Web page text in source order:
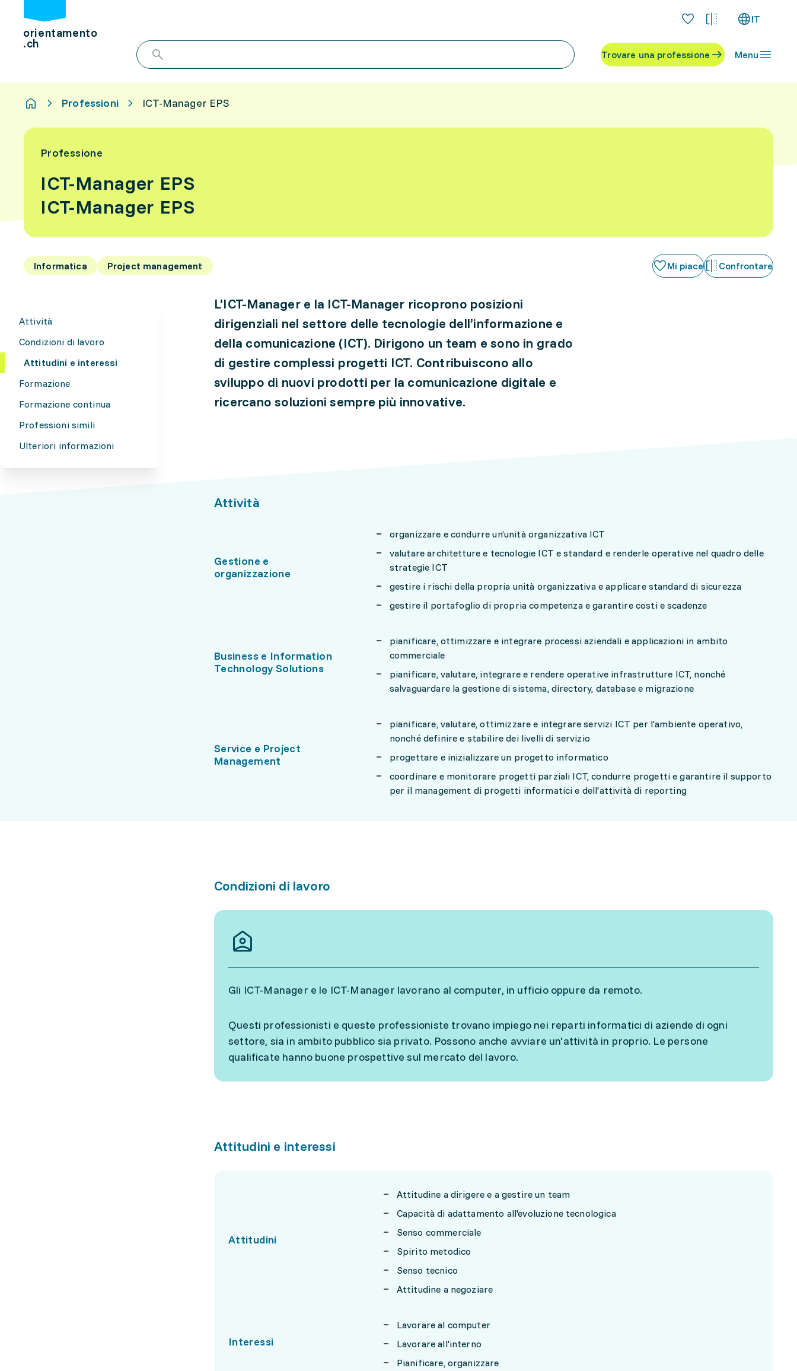
orientamento
.ch
IT
Trovare una professione Menu
Professioni ICT-Manager EPS
Professione
ICT-Manager EPS
ICT-Manager EPS
Informatica Project management Mi piace Confrontare
Attività
Condizioni di lavoro
Attitudini e interessi
Formazione
Formazione continua
Professioni simili
Ulteriori informazioni
L'ICT-Manager e la ICT-Manager ricoprono posizioni
dirigenziali nel settore delle tecnologie dell’informazione e
della comunicazione (ICT). Dirigono un team e sono in grado
di gestire complessi progetti ICT. Contribuiscono allo
sviluppo di nuovi prodotti per la comunicazione digitale e
ricercano soluzioni sempre più innovative.
Attività
Gestione e
organizzazione
organizzare e condurre un’unità organizzativa ICT
valutare architetture e tecnologie ICT e standard e renderle operative nel quadro delle
strategie ICT
gestire i rischi della propria unità organizzativa e applicare standard di sicurezza
gestire il portafoglio di propria competenza e garantire costi e scadenze
Business e Information
Technology Solutions
pianificare, ottimizzare e integrare processi aziendali e applicazioni in ambito
commerciale
pianificare, valutare, integrare e rendere operative infrastrutture ICT, nonché
salvaguardare la gestione di sistema, directory, database e migrazione
Service e Project
Management
pianificare, valutare, ottimizzare e integrare servizi ICT per l'ambiente operativo,
nonché definire e stabilire dei livelli di servizio
progettare e inizializzare un progetto informatico
coordinare e monitorare progetti parziali ICT, condurre progetti e garantire il supporto
per il management di progetti informatici e dell'attività di reporting
Condizioni di lavoro
Gli ICT-Manager e le ICT-Manager lavorano al computer, in ufficio oppure da remoto.
Questi professionisti e queste professioniste trovano impiego nei reparti informatici di aziende di ogni
settore, sia in ambito pubblico sia privato. Possono anche avviare un'attività in proprio. Le persone
qualificate hanno buone prospettive sul mercato del lavoro.
Attitudini e interessi
Attitudini
Attitudine a dirigere e a gestire un team
Capacità di adattamento all'evoluzione tecnologica
Senso commerciale
Spirito metodico
Senso tecnico
Attitudine a negoziare
Interessi
Lavorare al computer
Lavorare all'interno
Pianificare, organizzare